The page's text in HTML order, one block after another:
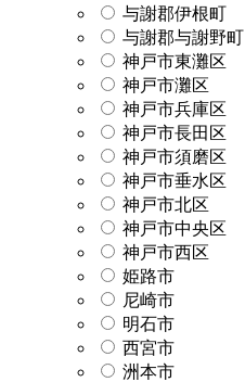
与謝郡伊根町
与謝郡与謝野町
神戸市東灘区
神戸市灘区
神戸市兵庫区
神戸市長田区
神戸市須磨区
神戸市垂水区
神戸市北区
神戸市中央区
神戸市西区
姫路市
尼崎市
明石市
西宮市
洲本市